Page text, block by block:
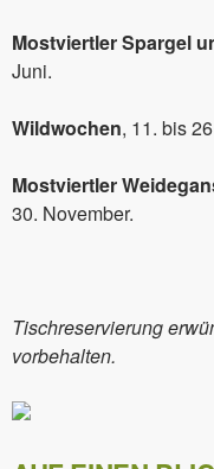
Mostviertler Spargel
Juni.
Wildwochen, 11. bis
Mostviertler
30. November.
Tischreservierung
vorbehalten.